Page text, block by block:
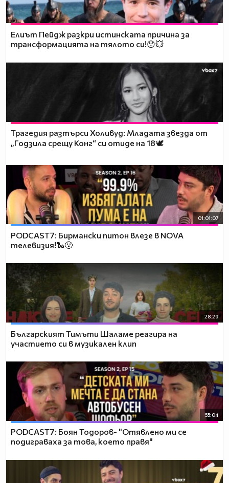
Елиът Пейдж разкри истинската причина за
трансформацията на тялото си!😯💥
Трагедия разтърси Холивуд: Младата звезда от
„Годзила срещу Конг“ си отиде на 18🕊️
01:01:07
PODCAST7: Бирмански питон влезе в NOVA
телевизия!🐍😮
28:29
Българският Тимъти Шаламе реагира на
участието си в музикален клип
55:04
PODCAST7: ‪Боян Тодоров- "Отявлено ми се
подиграваха за това, което правя"